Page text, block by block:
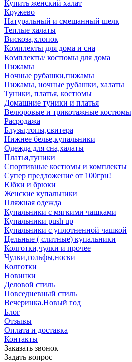
Купить женский халат
Кружево
Натуральный и смешанный шелк
Теплые халаты
Вискоза,хлопок
Комплекты для дома и сна
Комплекты/ костюмы для дома
Пижамы
Ночные рубашки,пижамы
Пижамы, ночные рубашки, халаты
Туники, платья, костюмы
Домашние туники и платья
Велюровые и трикотажные костюмы
Расродажа
Блузы,топы,свитера
Нижнее белье,купальники
Одежда для сна,халаты
Платья,туники
Спортивные костюмы и комплекты
Супер предложение от 100грн!
Юбки и брюки
Женские купальники
Пляжная одежда
Купальники с мягкими чашками
Купальники push up
Купальники с уплотненной чашкой
Цельные ( слитные) купальники
Колготки,чулки и прочее
Чулки,гольфы,носки
Колготки
Новинки
Деловой стиль
Повседневный стиль
Вечеринка.Новый год
Блог
Отзывы
Оплата и доставка
Контакты
Заказать звонок
Задать вопрос